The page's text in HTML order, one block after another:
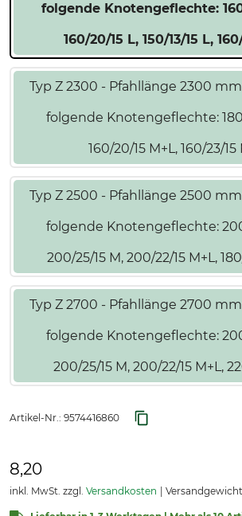
folgende Knotengeflechte:
160/20/15 L, 150/13/15 L,
Typ Z 2300 - Pfahllänge 2300
folgende Knotengeflechte:
160/20/15 M+L, 160/23/15
Typ Z 2500 - Pfahllänge 2500
folgende Knotengeflechte:
200/25/15 M, 200/22/15 M+L,
Typ Z 2700 - Pfahllänge 2700
folgende Knotengeflechte:
200/25/15 M, 200/22/15 M+L,
Artikel-Nr.: 9574416860
8,20
inkl. MwSt. zzgl. Versandkosten